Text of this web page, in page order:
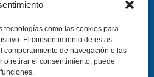
tecnologías como las cookies para
El consentimiento de estas
comportamiento de navegación o las
o retirar el consentimiento, puede